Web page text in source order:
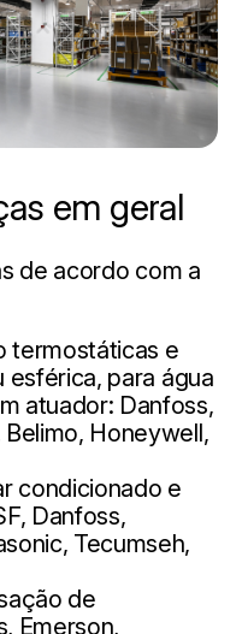
em geral
de acordo com a
termostáticas e
esférica, para água
atuador: Danfoss,
Belimo, Honeywell,
condicionado e
Danfoss,
Tecumseh,
de
Emerson,